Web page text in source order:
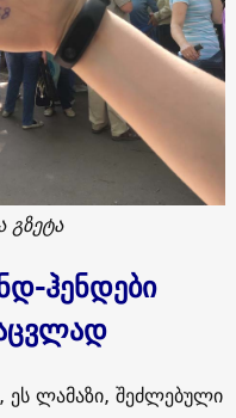
გზეტა
ჰენდები
ეს ლამაზი, შეძლებული